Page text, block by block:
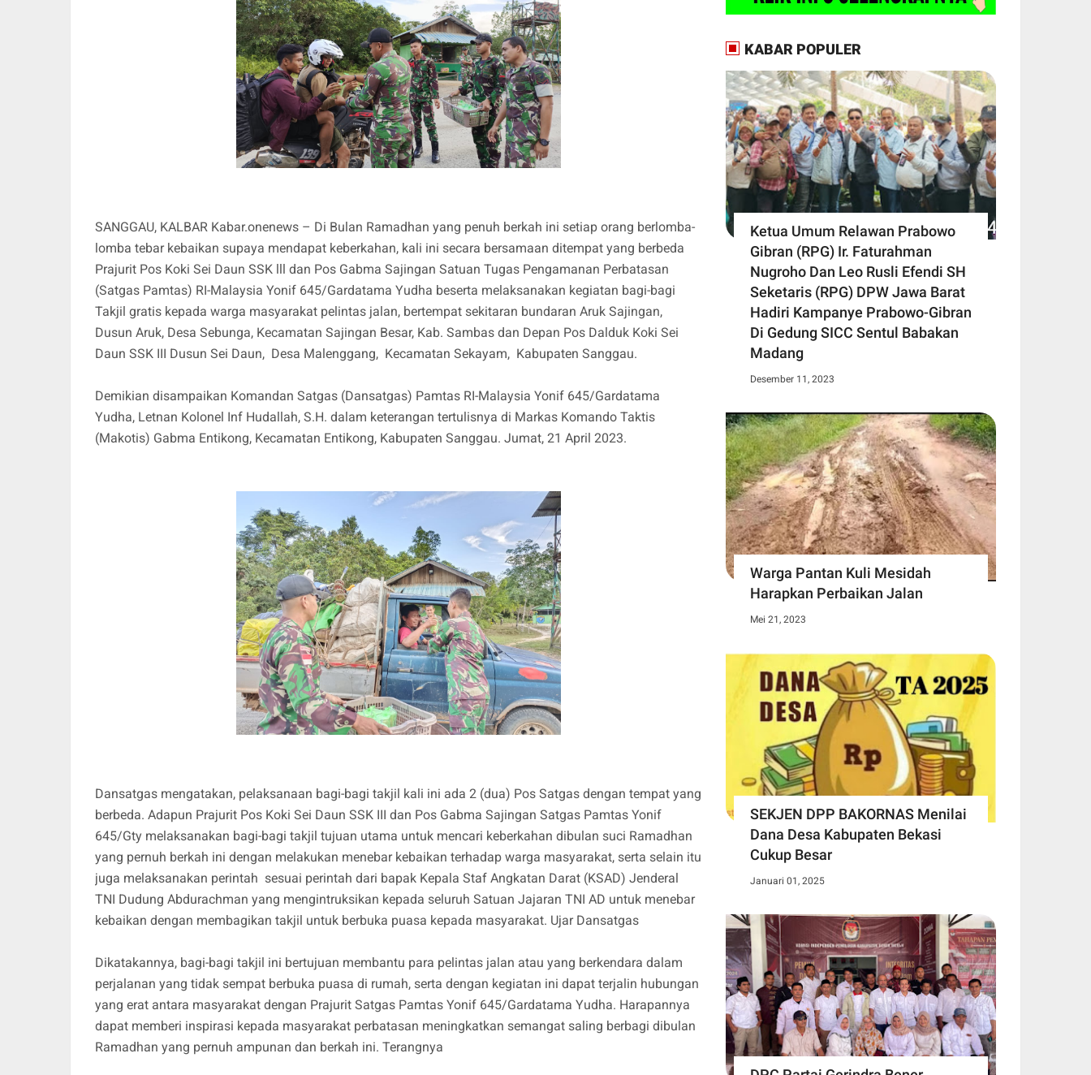
SANGGAU, KALBAR Kabar.onenews – Di Bulan Ramadhan yang penuh berkah ini setiap orang berlomba-
lomba tebar kebaikan supaya mendapat keberkahan, kali ini secara bersamaan ditempat yang berbeda
Prajurit Pos Koki Sei Daun SSK lll dan Pos Gabma Sajingan Satuan Tugas Pengamanan Perbatasan
(Satgas Pamtas) RI-Malaysia Yonif 645/Gardatama Yudha beserta melaksanakan kegiatan bagi-bagi
Takjil gratis kepada warga masyarakat pelintas jalan, bertempat sekitaran bundaran Aruk Sajingan,
Dusun Aruk, Desa Sebunga, Kecamatan Sajingan Besar, Kab. Sambas dan Depan Pos Dalduk Koki Sei
Daun SSK III Dusun Sei Daun, Desa Malenggang, Kecamatan Sekayam, Kabupaten Sanggau.
Demikian disampaikan Komandan Satgas (Dansatgas) Pamtas RI-Malaysia Yonif 645/Gardatama
Yudha, Letnan Kolonel Inf Hudallah, S.H. dalam keterangan tertulisnya di Markas Komando Taktis
(Makotis) Gabma Entikong, Kecamatan Entikong, Kabupaten Sanggau. Jumat, 21 April 2023.
Dansatgas mengatakan, pelaksanaan bagi-bagi takjil kali ini ada 2 (dua) Pos Satgas dengan tempat yang
berbeda. Adapun Prajurit Pos Koki Sei Daun SSK III dan Pos Gabma Sajingan Satgas Pamtas Yonif
645/Gty melaksanakan bagi-bagi takjil tujuan utama untuk mencari keberkahan dibulan suci Ramadhan
yang pernuh berkah ini dengan melakukan menebar kebaikan terhadap warga masyarakat, serta selain itu
juga melaksanakan perintah sesuai perintah dari bapak Kepala Staf Angkatan Darat (KSAD) Jenderal
TNI Dudung Abdurachman yang mengintruksikan kepada seluruh Satuan Jajaran TNI AD untuk menebar
kebaikan dengan membagikan takjil untuk berbuka puasa kepada masyarakat. Ujar Dansatgas
Dikatakannya, bagi-bagi takjil ini bertujuan membantu para pelintas jalan atau yang berkendara dalam
perjalanan yang tidak sempat berbuka puasa di rumah, serta dengan kegiatan ini dapat terjalin hubungan
yang erat antara masyarakat dengan Prajurit Satgas Pamtas Yonif 645/Gardatama Yudha. Harapannya
dapat memberi inspirasi kepada masyarakat perbatasan meningkatkan semangat saling berbagi dibulan
Ramadhan yang pernuh ampunan dan berkah ini. Terangnya
KABAR POPULER
Ketua Umum Relawan Prabowo
Gibran (RPG) Ir. Faturahman
Nugroho Dan Leo Rusli Efendi SH
Seketaris (RPG) DPW Jawa Barat
Hadiri Kampanye Prabowo-Gibran
Di Gedung SICC Sentul Babakan
Madang
Desember 11, 2023
Warga Pantan Kuli Mesidah
Harapkan Perbaikan Jalan
Mei 21, 2023
SEKJEN DPP BAKORNAS Menilai
Dana Desa Kabupaten Bekasi
Cukup Besar
Januari 01, 2025